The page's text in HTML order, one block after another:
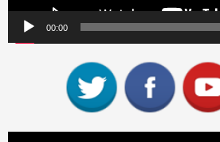
00:00